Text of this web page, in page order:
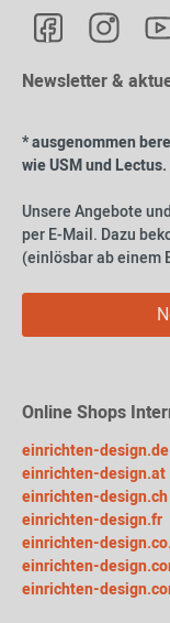
Newsletter &
* ausgenommen
wie USM und Lectus.
Unsere Angebote
per E-Mail. Dazu
(einlösbar ab einem
Online Shops
einrichten-design.de
einrichten-design.at
einrichten-design.ch
einrichten-design.fr
einrichten-
einrichten-
einrichten-